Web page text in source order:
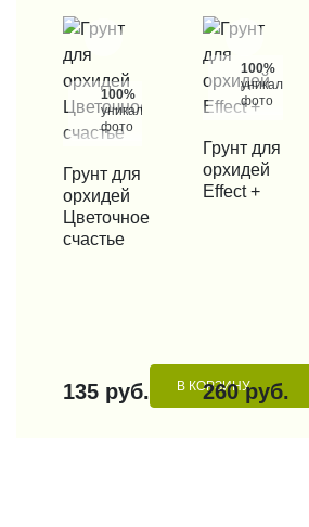
100%
уникальные
фото
КУПИТЬ В 1 КЛИК
Грунт для
орхидей
Цветочное
счастье
135 руб. В КОРЗИНУ
100%
уникальные
фото
КУПИТЬ В 1 КЛИК
Грунт для
орхидей
Effect +
260 руб.